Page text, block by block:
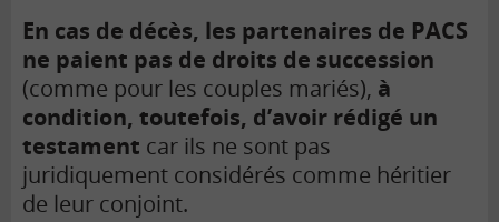
En cas de décès, les partenaires de PACS
ne paient pas de droits de succession
(comme pour les couples mariés), à
condition, toutefois, d’avoir rédigé un
testament car ils ne sont pas
juridiquement considérés comme héritier
de leur conjoint.